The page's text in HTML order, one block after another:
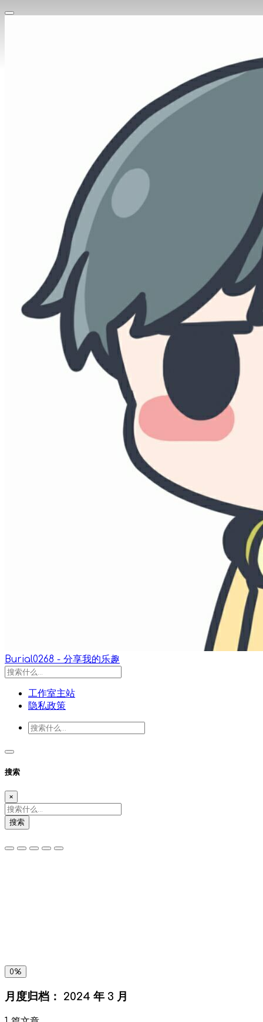
Burial0268 - 分享我的乐趣
工作室主站
隐私政策
搜索
×
搜索
0%
月度归档： 2024 年 3 月